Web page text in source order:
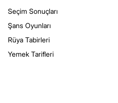
Seçim Sonuçları
Şans Oyunları
Rüya Tabirleri
Yemek Tarifleri